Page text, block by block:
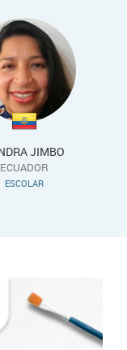
JIMBO
ECUADOR
ESCOLAR